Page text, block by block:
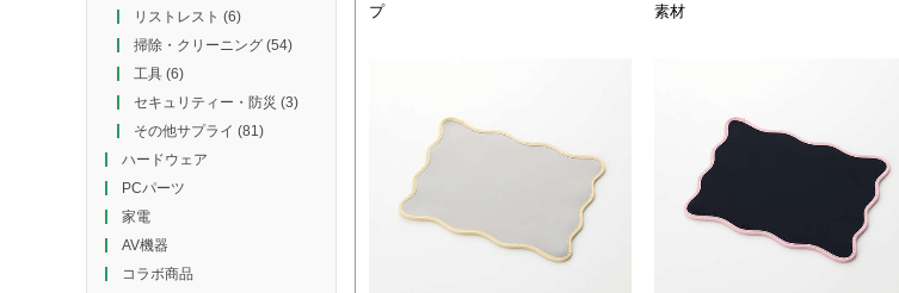
リストレスト (6)
掃除・クリーニング(54)
工具(6)
セキュリティー・防災 (3)
その他サプライ (81)
ハードウェア
PCパーツ
家電
AV機器
コラボ商品
プ
素材